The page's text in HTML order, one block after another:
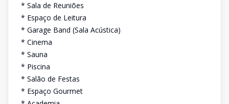
* Sala de Reuniões
* Espaço de Leitura
* Garage Band (Sala Acústica)
* Cinema
* Sauna
* Piscina
* Salão de Festas
* Espaço Gourmet